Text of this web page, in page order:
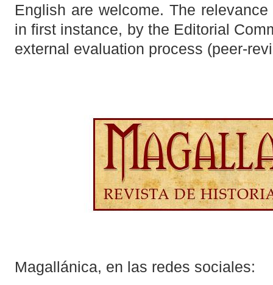
English are welcome. The
in first instance, by the Editorial
external evaluation process (peer-
Magallánica, en las redes sociales: